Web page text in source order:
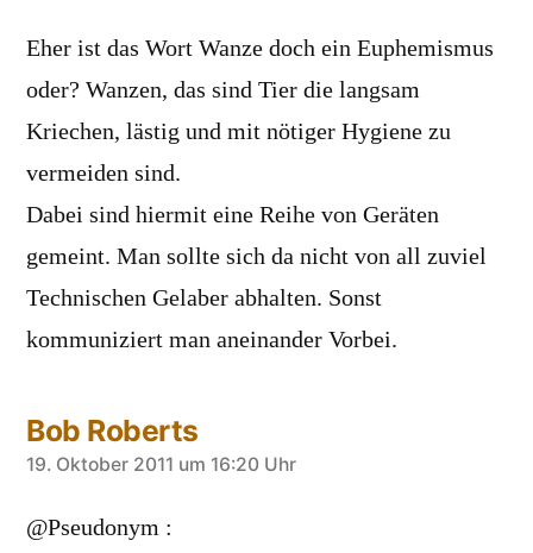
Eher ist das Wort Wanze doch ein Euphemismus
oder? Wanzen, das sind Tier die langsam
Kriechen, lästig und mit nötiger Hygiene zu
vermeiden sind.
Dabei sind hiermit eine Reihe von Geräten
gemeint. Man sollte sich da nicht von all zuviel
Technischen Gelaber abhalten. Sonst
kommuniziert man aneinander Vorbei.
Bob Roberts
sagt:
19. Oktober 2011 um 16:20 Uhr
@Pseudonym :